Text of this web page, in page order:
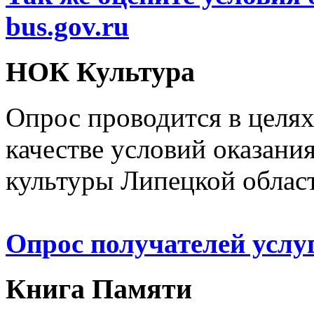
bus.gov.ru
НОК Культура
Опрос проводится в
качестве условий
культуры Липецкой
Опрос получателей
Книга Памяти